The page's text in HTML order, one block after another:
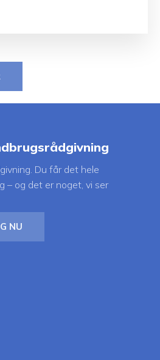
Du får det hele
– og det er noget, vi ser
NU